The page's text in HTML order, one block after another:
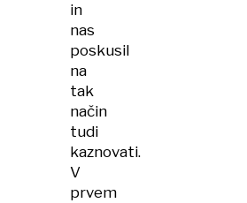
in
nas
poskusil
na
tak
način
tudi
kaznovati.
V
prvem